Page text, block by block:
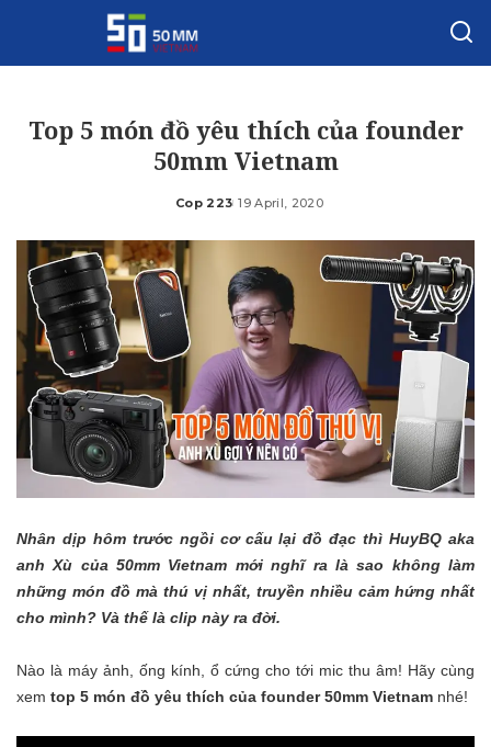
Top 5 món đồ yêu thích của founder
50mm Vietnam
Posted
Cop 223 19 April, 2020
Nhân dịp hôm trước ngồi cơ cấu lại đồ đạc thì HuyBQ aka
anh Xù của 50mm Vietnam mới nghĩ ra là sao không làm
những món đồ mà thú vị nhất, truyền nhiều cảm hứng nhất
cho mình? Và thế là clip này ra đời.
Nào là máy ảnh, ống kính, ổ cứng cho tới mic thu âm! Hãy cùng
xem top 5 món đồ yêu thích của founder 50mm Vietnam nhé!